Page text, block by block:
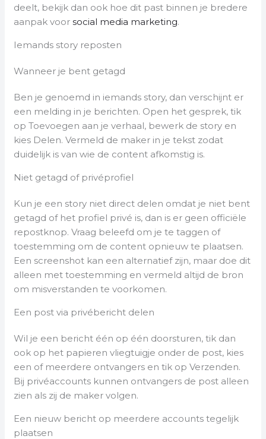
deelt, bekijk dan ook hoe dit past binnen je bredere
aanpak voorsocial media marketing.
Iemands story reposten
Wanneer je bent getagd
Ben je genoemd in iemands story, dan verschijnt er
een melding in je berichten. Open het gesprek, tik
op Toevoegen aan je verhaal, bewerk de story en
kies Delen. Vermeld de maker in je tekst zodat
duidelijk is van wie de content afkomstig is.
Niet getagd of privéprofiel
Kun je een story niet direct delen omdat je niet bent
getagd of het profiel privé is, dan is er geen officiële
repostknop. Vraag beleefd om je te taggen of
toestemming om de content opnieuw te plaatsen.
Een screenshot kan een alternatief zijn, maar doe dit
alleen met toestemming en vermeld altijd de bron
om misverstanden te voorkomen.
Een post via privébericht delen
Wil je een bericht één op één doorsturen, tik dan
ook op het papieren vliegtuigje onder de post, kies
een of meerdere ontvangers en tik op Verzenden.
Bij privéaccounts kunnen ontvangers de post alleen
zien als zij de maker volgen.
Een nieuw bericht op meerdere accounts tegelijk
plaatsen